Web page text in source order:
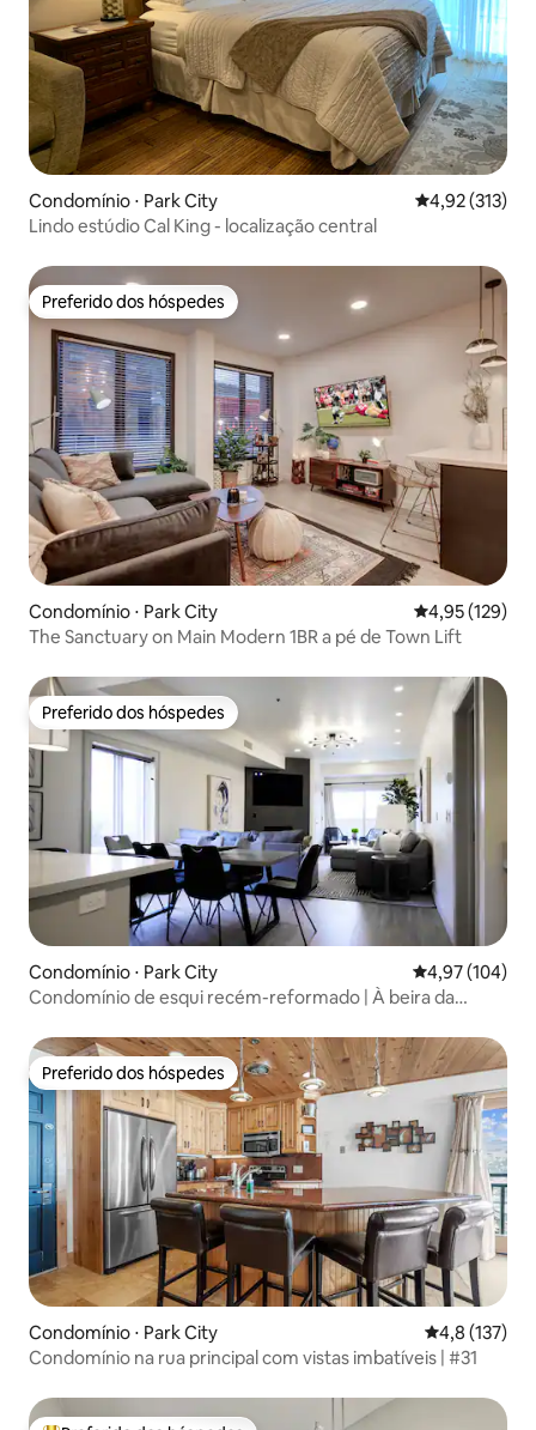
Condomínio ⋅ Park City 4,92 de uma
4,92 (313)
Lindo estúdio Cal King - localização central
Preferido dos hóspedes
Preferido dos hóspedes
Condomínio ⋅ Park City 4,95 de uma
4,95 (129)
The Sanctuary on Main Modern 1BR a pé de Town Lift
Preferido dos hóspedes
Preferido dos hóspedes
Condomínio ⋅ Park City 4,97 de uma
4,97 (104)
Condomínio de esqui recém-reformado | À beira da
Preferido dos hóspedes
Preferido dos hóspedes
Condomínio ⋅ Park City 4,8 de uma
4,8 (137)
Condomínio na rua principal com vistas imbatíveis | #31